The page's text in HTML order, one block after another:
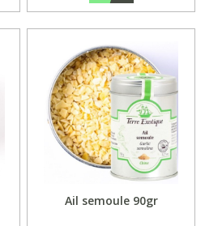
Ail semoule 90gr